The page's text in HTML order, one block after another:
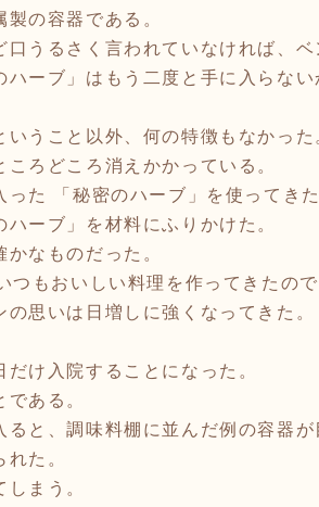
の容器である。
うるさく言われていなければ、
ーブ」はもう二度と手に入らな
うこと以外、何の特徴もなかった
ろどころ消えかかっている。
た 「秘密のハーブ」を使ってき
ーブ」を材料にふりかけた。
なものだった。
つもおいしい料理を作ってきたの
思いは日増しに強くなってきた。
け入院することになった。
ある。
と、調味料棚に並んだ例の容器
た。
まう。